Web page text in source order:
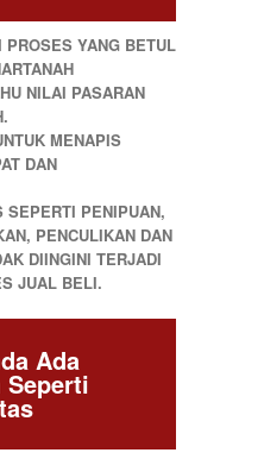
PROSES YANG BETUL
NILAI PASARAN
MENAPIS
DAN
SEPERTI PENIPUAN,
PENCULIKAN DAN
DIINGINI TERJADI
JUAL BELI.
Ada
Seperti